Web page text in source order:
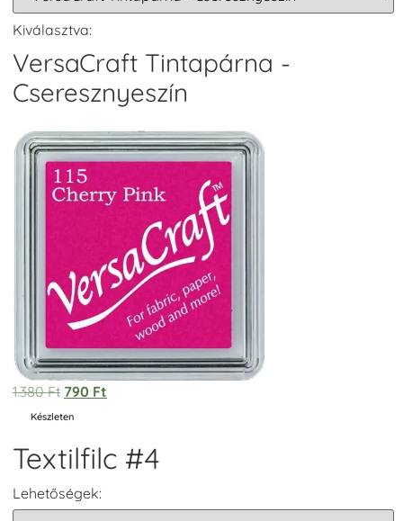
Kiválasztva:
VersaCraft Tintapárna -
Cseresznyeszín
1.380Ft 790 Ft
Készleten
Textilfilc #4
Lehetőségek: